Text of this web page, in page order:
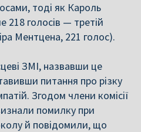
тоді як Кароль
голосів — третій
Ментцена, 221 голос).
ЗМІ, назвавши це
питання про різку
Згодом члени комісії
помилку при
й повідомили, що